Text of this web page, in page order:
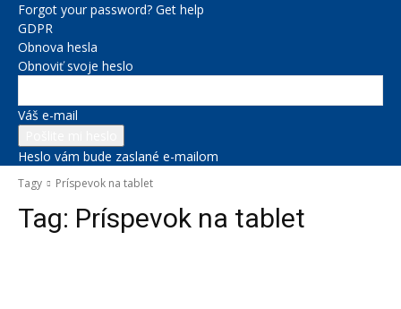
Forgot your password? Get help
GDPR
Obnova hesla
Obnoviť svoje heslo
Váš e-mail
Heslo vám bude zaslané e-mailom
Tagy Príspevok na tablet
Tag: Príspevok na tablet